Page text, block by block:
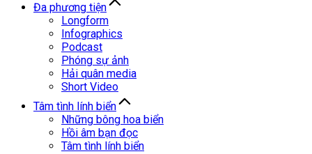
Đa phương tiện
Longform
Infographics
Podcast
Phóng sự ảnh
Hải quân media
Short Video
Tâm tình lính biển
Những bông hoa biển
Hồi âm bạn đọc
Tâm tình lính biển